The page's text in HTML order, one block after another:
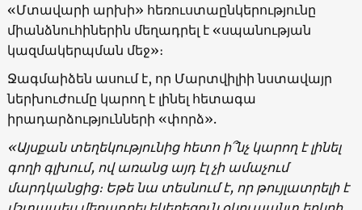
«Մտավարի արխի» հեռուստաընկերությունը
միանձնուհիներին մեղադրել է «սպանության
կազմակերպման մեջ»։
Ջագմաիձեն ասում է, որ Մարտվիլիի նստավայր
ներխուժումը կարող է լինել հետագա
իրադարձությունների «փորձ».
«Այսքան տեղեկությունից հետո ի՞նչ կարող է լինել
գողի գլխում, ով առանց այդ էլ չի ամաչում
մարդկանցից։ Եթե ​​նա տեսնում է, որ թույլատրելի է